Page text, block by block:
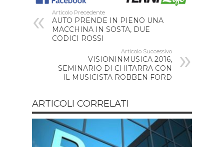
Articolo Precedente
AUTO PRENDE IN PIENO UNA
MACCHINA IN SOSTA, DUE
CODICI ROSSI
Articolo Successivo
VISIONINMUSICA 2016,
SEMINARIO DI CHITARRA CON
IL MUSICISTA ROBBEN FORD
ARTICOLI CORRELATI